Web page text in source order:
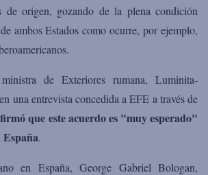
origen, gozando de la plena condición
ambos Estados como ocurre, por ejemplo,
de Exteriores rumana, Luminita-
una entrevista concedida a EFE a través de
que este acuerdo es "muy esperado"
.
en España, George Gabriel Bologan,